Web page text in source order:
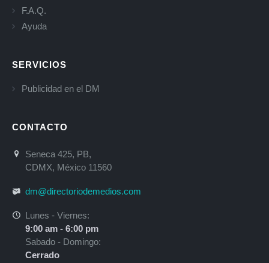
F.A.Q.
Ayuda
SERVICIOS
Publicidad en el DM
CONTACTO
Seneca 425, PB,
CDMX, México 11560
dm@directoriodemedios.com
Lunes - Viernes:
9:00 am - 6:00 pm
Sabado - Domingo:
Cerrado